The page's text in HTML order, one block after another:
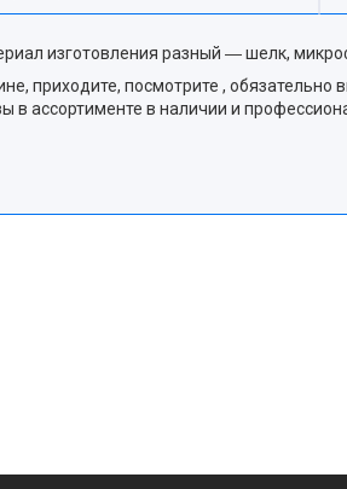
изготовления разный ― шелк,
приходите, посмотрите , обязательно
ассортименте в наличии и